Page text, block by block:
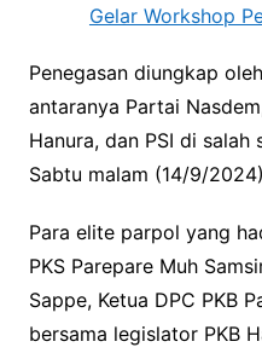
Gelar Workshop
Penegasan diungkap
antaranya Partai
Hanura, dan PSI di
Sabtu malam (14/9/
Para elite parpol yang
PKS Parepare Muh
Sappe, Ketua DPC PKB
bersama legislator PKB